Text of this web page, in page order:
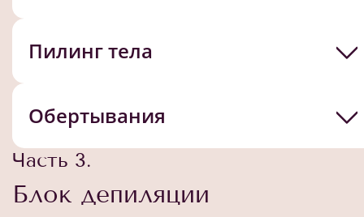
Пилинг тела
Обертывания
Часть 3.
Блок депиляции